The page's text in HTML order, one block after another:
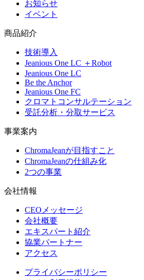
お知らせ
イベント
商品紹介
技術導入
Jeanious One LC ＋Robot
Jeanious One LC
Be the Anchor
Jeanious One FC
クロマトコンサルテーション
受託分析・分取サービス
事業案内
ChromaJeanが目指すこと
ChromaJeanの仕組み化
2つの事業
会社情報
CEOメッセージ
会社概要
エキスパート紹介
協業パートナー
アクセス
プライバシーポリシー